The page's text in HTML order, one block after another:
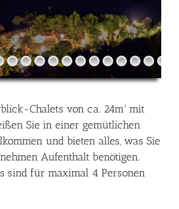
Chalets von ca. 24m² mit
Sie in einer gemütlichen
und bieten alles, was Sie
Aufenthalt benötigen.
sind für maximal 4 Personen